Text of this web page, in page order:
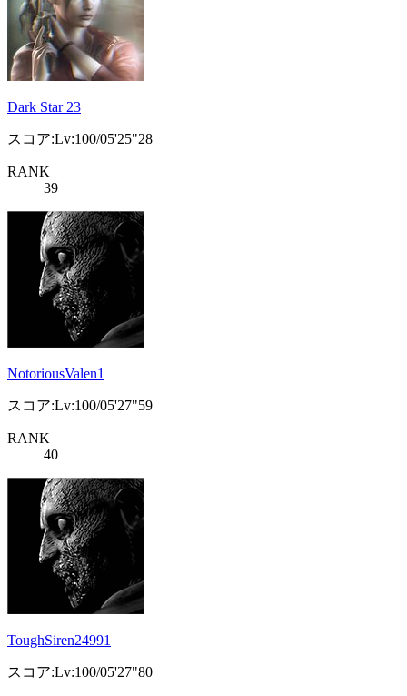
Dark Star 23
スコア:Lv:100/05'25"28
RANK
39
NotoriousValen1
スコア:Lv:100/05'27"59
RANK
40
ToughSiren24991
スコア:Lv:100/05'27"80